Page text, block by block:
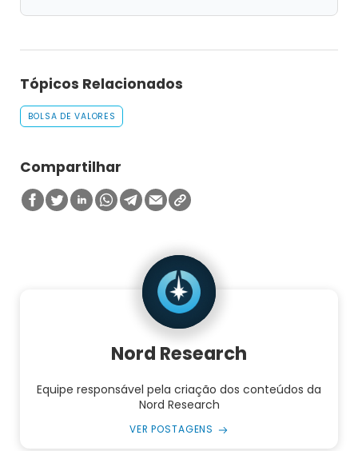
Tópicos Relacionados
BOLSA DE VALORES
Compartilhar
Nord Research
Equipe responsável pela criação dos conteúdos da
Nord Research
VER POSTAGENS